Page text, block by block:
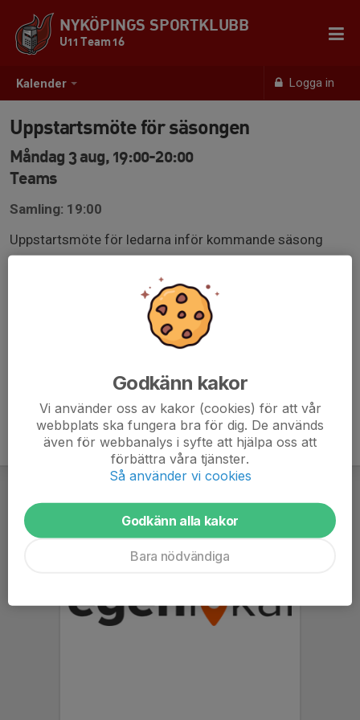
Kalender Logga in
NYKÖPINGS SPORTKLUBB
U11 Team 16
Uppstartsmöte för säsongen
Måndag 3 aug, 19:00-20:00
Teams
Samling: 19:00
Uppstartsmöte för ledarna inför kommande säsong
https://teams.live.com/meet/9337427658526?
p=LcRBTWuONMMM6QGGNH
Godkänn kakor
Vi använder oss av kakor (cookies) för att vår
webbplats ska fungera bra för dig. De används
även för webbanalys i syfte att hjälpa oss att
förbättra våra tjänster.
Så använder vi cookies
Godkänn alla kakor
Bara nödvändiga